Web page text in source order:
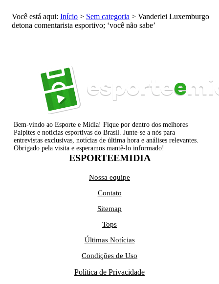
Você está aqui: Início > Sem categoria > Vanderlei Luxemburgo
detona comentarista esportivo; ‘você não sabe’
Bem-vindo ao Esporte e Mídia! Fique por dentro dos melhores
Palpites e notícias esportivas do Brasil. Junte-se a nós para
entrevistas exclusivas, notícias de última hora e análises relevantes.
Obrigado pela visita e esperamos mantê-lo informado!
ESPORTEEMIDIA
Nossa equipe
Contato
Sitemap
Tops
Últimas Notícias
Condições de Uso
Política de Privacidade